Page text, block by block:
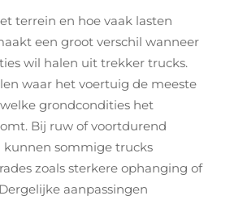
terrein en hoe vaak lasten
een groot verschil wanneer
wil halen uit trekker trucks.
waar het voertuig de meeste
grondcondities het
Bij ruw of voortdurend
sommige trucks
zoals sterkere ophanging of
aanpassingen